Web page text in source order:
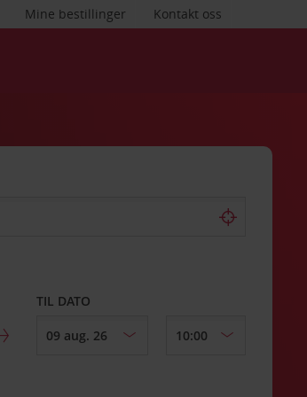
Kontakt oss
Mine bestillinger
TIL DATO